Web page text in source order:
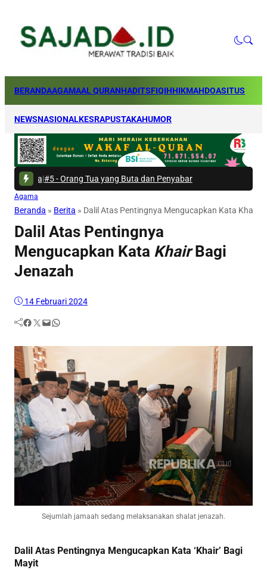
BERANDAAGAMAAL QURANHADITSFIQIHHIKMAHDOASITUS
NEWSNASIONALKESRAPUSTAKAHUMOR
Tua yang Buta dan Penyabar
Agama
Beranda » Berita » Dalil Atas Pentingnya Mengucapkan Kata Khair
Dalil Atas Pentingnya
Mengucapkan Kata KhairBagi
Jenazah
14 Februari 2024
Facebook Twitter Mail WhatsApp
Sejumlah jamaah sedang melaksanakan shalat jenazah.
Dalil Atas Pentingnya Mengucapkan Kata ‘Khair’ Bagi
Mayit